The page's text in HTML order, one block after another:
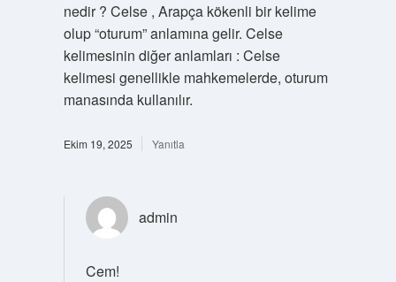
nedir ? Celse , Arapça kökenli bir kelime
olup “oturum” anlamına gelir. Celse
kelimesinin diğer anlamları : Celse
kelimesi genellikle mahkemelerde, oturum
manasında kullanılır.
Ekim 19, 2025 Yanıtla
admin
Cem!